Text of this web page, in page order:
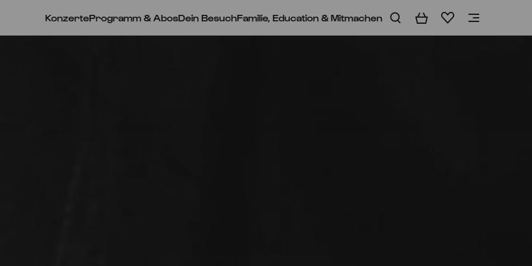
KonzerteProgramm & AbosDein BesuchFamilie, Education & Mitmachen WarenkorbMerkliste